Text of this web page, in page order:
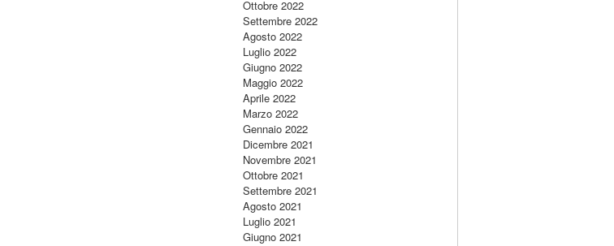
Ottobre 2022
Settembre 2022
Agosto 2022
Luglio 2022
Giugno 2022
Maggio 2022
Aprile 2022
Marzo 2022
Gennaio 2022
Dicembre 2021
Novembre 2021
Ottobre 2021
Settembre 2021
Agosto 2021
Luglio 2021
Giugno 2021